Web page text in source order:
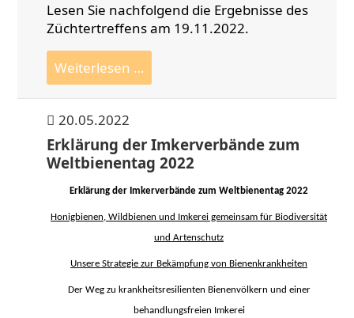
Lesen Sie nachfolgend die Ergebnisse des
Züchtertreffens am 19.11.2022.
Weiterlesen …
des
Züchtertreffens
19.11.22
20.05.2022
Erklärung der Imkerverbände zum
Weltbienentag 2022
Erklärung der Imkerverbände zum Weltbienentag 2022
Honigbienen, Wildbienen und Imkerei gemeinsam für Biodiversität
und Artenschutz
Unsere Strategie zur Bekämpfung von Bienenkrankheiten
Der Weg zu krankheitsresilienten Bienenvölkern und einer
behandlungsfreien Imkerei